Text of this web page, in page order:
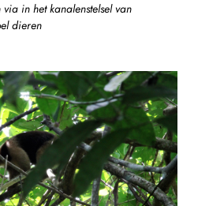
in het kanalenstelsel van
dieren